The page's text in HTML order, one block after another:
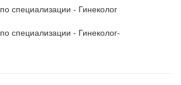
специализации - Гинеколог
специализации - Гинеколог-